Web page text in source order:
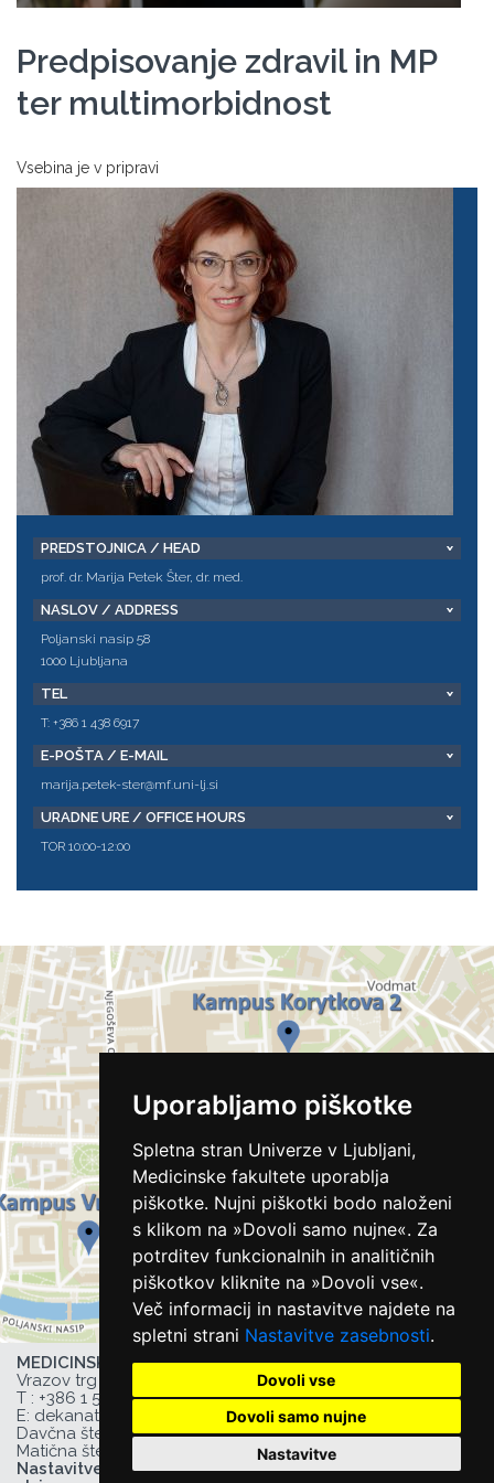
Uporabljamo piškotke
Spletna stran Univerze v Ljubljani,
Medicinske fakultete uporablja
piškotke. Nujni piškotki bodo naloženi
s klikom na »Dovoli samo nujne«. Za
potrditev funkcionalnih in analitičnih
piškotkov kliknite na »Dovoli vse«.
Več informacij in nastavitve najdete na
spletni strani Nastavitve zasebnosti.
Dovoli vse
Dovoli samo nujne
Nastavitve
Predpisovanje zdravil in MP
ter multimorbidnost
Vsebina je v pripravi
PREDSTOJNICA / HEAD
prof. dr. Marija Petek Šter, dr. med.
NASLOV / ADDRESS
Poljanski nasip 58
1000 Ljubljana
TEL
T: +386 1 438 6917
E-POŠTA / E-MAIL
marija.petek-ster@mf.uni-lj.si
URADNE URE / OFFICE HOURS
TOR 10:00-12:00
MEDICINSKA FAKULTETA UL,
Vrazov trg 2, 1000 Ljubljana, Slovenija,
T : +386 1 543 77 00, F: +386 1 543 77 01,
E: dekanat@mf.uni-lj.si
Davčna številka UL MF: 44752385,
Matična številka UL MF: 1627066
Nastavitve zasebnosti